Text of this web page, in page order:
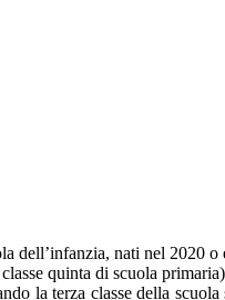
dell’infanzia, nati nel 2020 o
quinta di scuola
la terza classe della